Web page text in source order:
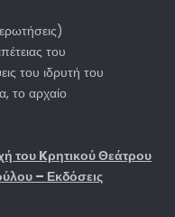
του
του ιδρυτή του
το αρχαίο
του Kρητικού Θεάτρου
– Εκδόσεις